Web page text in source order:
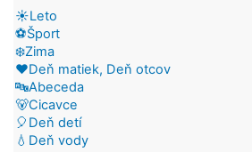
☀️Leto
⚽Šport
❄️Zima
❤️Deň matiek, Deň otcov
🔤Abeceda
🐻Cicavce
🎈Deň detí
💧Deň vody